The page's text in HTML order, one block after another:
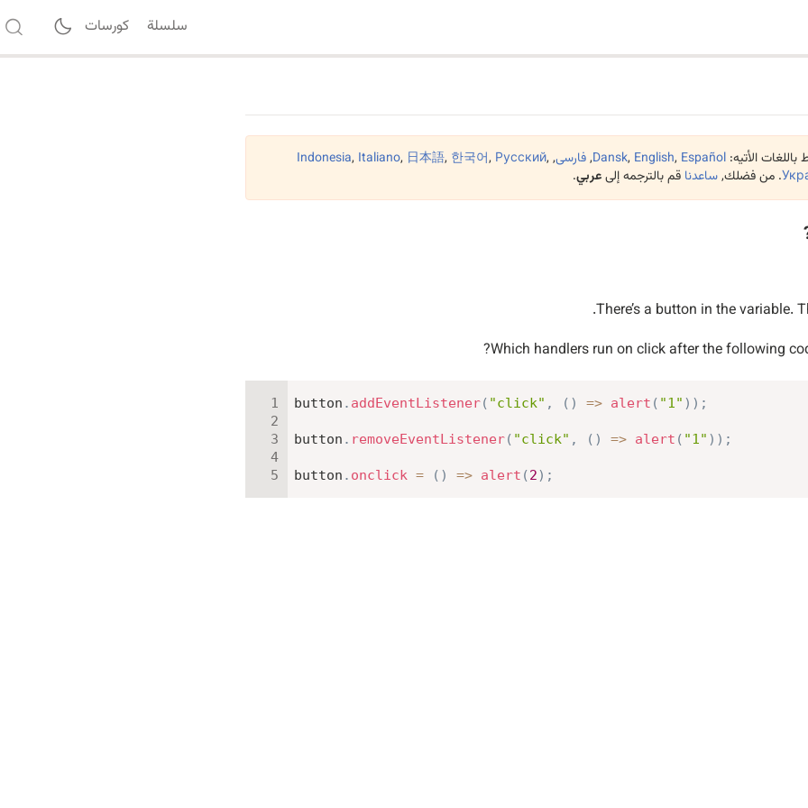
سلسلة كورسات
الأتيه: Dansk, English, Español
,فارسی,
Indonesia, Italiano, 日本語, 한국어, Русский,
. من فضلك,ساعدنا قم بالترجمه إلىعربي.
There’s a button in the variable.
Which handlers run on click after the following
button . addEventListener( "click" , ( ) => alert ( "1" ) ) ;
button . removeEventListener( "click" , ( ) => alert ( "1" ) ) ;
button . onclick = ( ) => alert (2) ;